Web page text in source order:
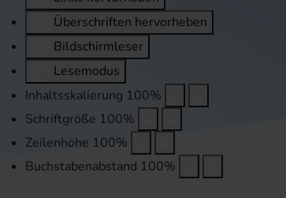
Überschriften hervorheben
Bildschirmleser
Lesemodus
Inhaltsskalierung 100%
Schriftgröße 100%
Zeilenhöhe 100%
Buchstabenabstand 100%